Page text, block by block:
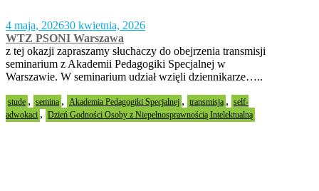
4 maja, 202630 kwietnia, 2026
WTZ PSONI Warszawa
z tej okazji zapraszamy słuchaczy do obejrzenia transmisji
seminarium z Akademii Pedagogiki Specjalnej w
Warszawie. W seminarium udział wzięli dziennikarze…..
stude , semina , Akademia Pedagogiki Specjalnej , transmisja , self-
adwokaci , Dzień Godności Osoby z Niepełnosprawnością Intelektualną